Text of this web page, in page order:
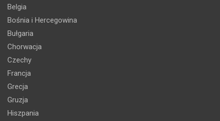
Belgia
Bośnia i Hercegowina
Bułgaria
Chorwacja
Czechy
Francja
Grecja
Gruzja
Hiszpania